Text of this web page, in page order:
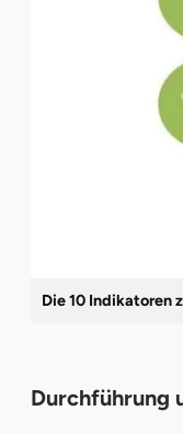
Die 10 Indikatoren
Durchführung